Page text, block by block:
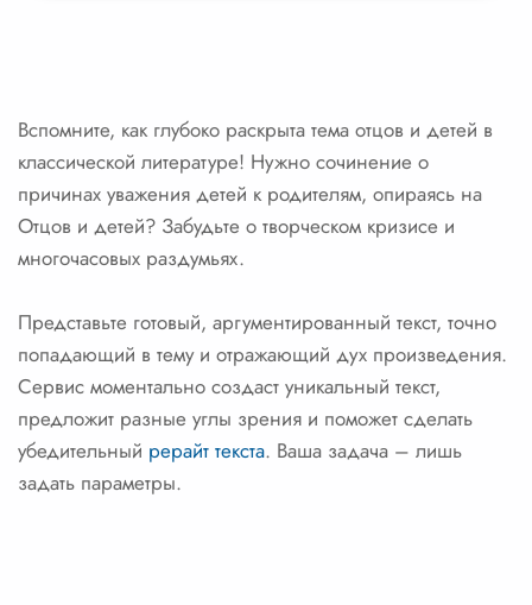
Вспомните, как глубоко раскрыта тема отцов и детей в
классической литературе! Нужно сочинение о
причинах уважения детей к родителям, опираясь на
Отцов и детей? Забудьте о творческом кризисе и
многочасовых раздумьях.
Представьте готовый, аргументированный текст, точно
попадающий в тему и отражающий дух произведения.
Сервис моментально создаст уникальный текст,
предложит разные углы зрения и поможет сделать
убедительный рерайт текста. Ваша задача – лишь
задать параметры.